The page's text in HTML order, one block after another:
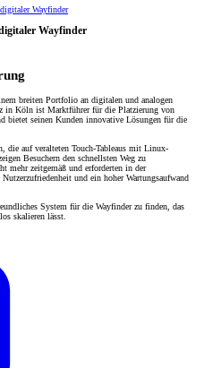
Wayfinder
Wayfinder
breiten Portfolio an digitalen und analogen
in Köln ist Marktführer für die Platzierung von
bietet seinen Kunden innovative Lösungen für die
die auf veralteten Touch-Tableaus mit Linux-
Besuchern den schnellsten Weg zu
mehr zeitgemäß und erforderten in der
und ein hoher Wartungsaufwand
System für die Wayfinder zu finden, das
skalieren lässt.